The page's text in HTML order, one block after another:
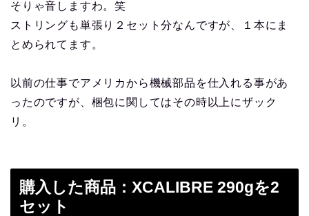
そりゃ音しますわ。笑
ストリングも単張り２セット分なんですが、１本にま
とめられてます。
以前の仕事でアメリカから機械部品を仕入れる事があ
ったのですが、梱包に関してはその時以上にザック
リ。
購入した商品：XCALIBRE 290gを2
セット